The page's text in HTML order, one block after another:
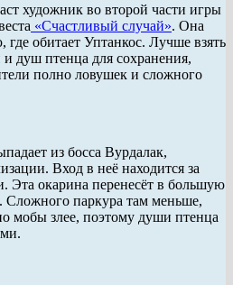
художник во второй части игры
«Счастливый случай». Она
где обитает Уптанкос. Лучше взять
и душ птенца для сохранения,
полно ловушек и сложного
из босса Вурдалак,
Вход в неё находится за
Эта окарина перенесёт в большую
паркура там меньше,
мобы злее, поэтому души птенца